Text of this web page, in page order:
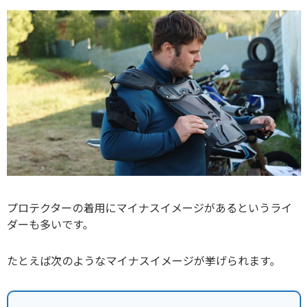
プロテクターの着用にマイナスイメージがあるというライ
ダーも多いです。
たとえば次のようなマイナスイメージが挙げられます。